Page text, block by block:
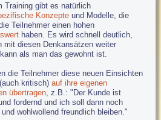
Training gibt es natürlich
Konzepte und Modelle, die
Teilnehmer einen hohen
haben. Es wird schnell deutlich,
mit diesen Denkansätzen weiter
als man das gewohnt ist.
die Teilnehmer diese neuen Einsichten
kritisch)auf ihre eigenen
übertragen , z.B.: "Der Kunde ist
fordernd und ich soll dann noch
wohlwollend freundlich bleiben."